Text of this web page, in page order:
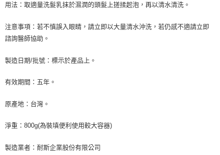
用法：取適量洗髮乳抹於濕潤的頭髮上搓揉起泡，再以清水清洗。
注意事項：若不慎誤入眼睛，請立即以大量清水沖洗，若仍感不適請立即
諮詢醫師協助。
製造日期/批號：標示於產品上。
有效期間：五年。
原產地：台灣。
淨重： 800g(為裝填便利使用較大容器)
製造業者：耐斯企業股份有限公司